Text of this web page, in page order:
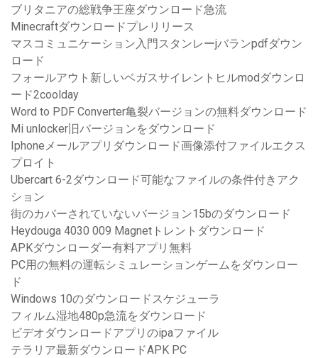
ブリタニアの総戦争王座ダウンロード急流
Minecraftダウンロードプレリリース
マスコミュニケーション入門スタンレーjバランpdfダウン
ロード
フォールアウト新しいベガスサイレントヒルmodダウンロ
ード2coolday
Word to PDF Converter亀裂バージョンの無料ダウンロード
Mi unlocker旧バージョンをダウンロード
Iphoneメールアプリダウンロード画像添付ファイルエクス
プロイト
Ubercart 6-2ダウンロード可能なファイルの条件付きアク
ション
街のカバーされていないバージョン15bのダウンロード
Heydouga 4030 009 Magnetトレントダウンロード
APKダウンローダー有料アプリ無料
PC用の無料の運転シミュレーションゲームをダウンロー
ド
Windows 10のダウンロードスケジューラ
フィルム湿地480p急流をダウンロード
ビデオダウンロードアプリのipaファイル
テラリア最新ダウンロードAPK PC